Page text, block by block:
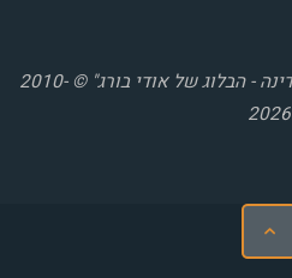
כל הזכויות שמורות "מבקר המדינה - הבלוג של אודי בורג" © 2010-
2026